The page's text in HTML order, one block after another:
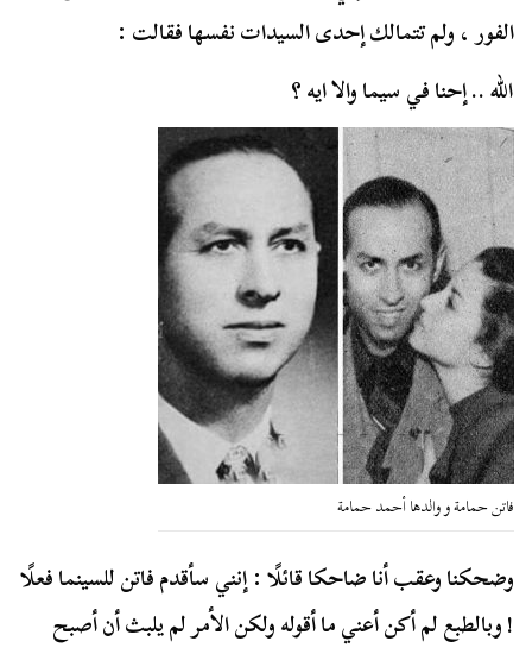
الفور ، ولم تتمالك إحدى السيدات نفسها فقالت :
الله .. إحنا في سيما والا ايه ؟
فاتن حمامة و والدها أحمد حمامة
وضحكنا وعقب أنا ضاحكا قائلًا : إنني سأقدم فاتن للسينما فعلًا
! وبالطبع لم أكن أعني ما أقوله ولكن الأمر لم يلبث أن أصبح